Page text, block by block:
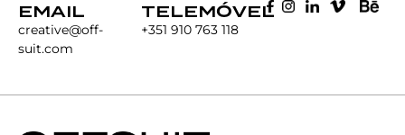
EMAIL
creative@off-
suit.com
TELEMÓVEL
+351 910 763 118